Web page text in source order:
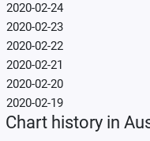
2020-02-24
2020-02-23
2020-02-22
2020-02-21
2020-02-20
2020-02-19
Chart history in